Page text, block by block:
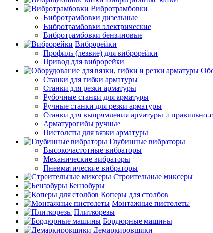
Вибротрамбовки
Вибротрамбовки дизельные
Вибротрамбовки электрические
Вибротрамбовки бензиновые
Виброрейки
Профиль (лезвие) для виброрейки
Привод для виброрейки
Станки для гибки арматуры
Станки для резки арматуры
Рубочные станки для арматуры
Ручные станки для резки арматуры
Станки для выпрямления арматуры и правильно-
Арматурогибы ручные
Пистолеты для вязки арматуры
Глубинные вибраторы
Высокочастотные вибраторы
Механические вибраторы
Пневматические вибраторы
Строительные миксеры
Бензобуры
Коперы для столбов
Монтажные пистолеты
Плиткорезы
Бордюрные машины
Демаркировщики